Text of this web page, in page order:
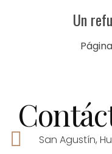
Un
San Agustín,